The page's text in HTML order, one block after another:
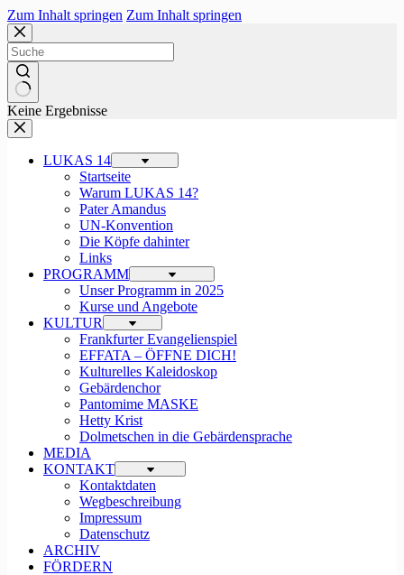
Zum Inhalt springen Zum Inhalt springen
Keine Ergebnisse
LUKAS 14
Startseite
Warum LUKAS 14?
Pater Amandus
UN-Konvention
Die Köpfe dahinter
Links
PROGRAMM
Unser Programm in 2025
Kurse und Angebote
KULTUR
Frankfurter Evangelienspiel
EFFATA – ÖFFNE DICH!
Kulturelles Kaleidoskop
Gebärdenchor
Pantomime MASKE
Hetty Krist
Dolmetschen in die Gebärdensprache
MEDIA
KONTAKT
Kontaktdaten
Wegbeschreibung
Impressum
Datenschutz
ARCHIV
FÖRDERN